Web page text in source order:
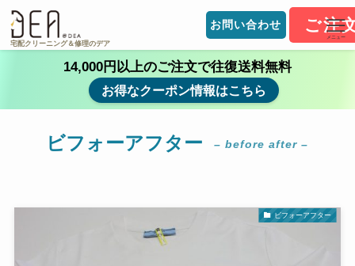
宅配クリーニング＆修理のデア
お問い合わせ ご注
メニュー
14,000円以上のご注文で往復送料無料
お得なクーポン情報はこちら
ビフォーアフター – before after –
ビフォーアフター